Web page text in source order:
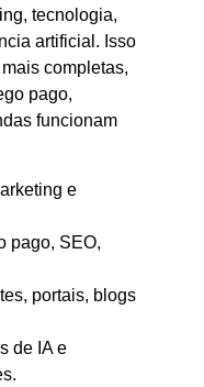
tecnologia,
artificial. Isso
completas,
pago,
funcionam
e
pago, SEO,
portais, blogs
de IA e